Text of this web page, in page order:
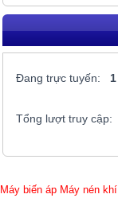
Đang trực tuyến: 1
Tổng lượt truy cập:
Máy biến áp Máy nén khí